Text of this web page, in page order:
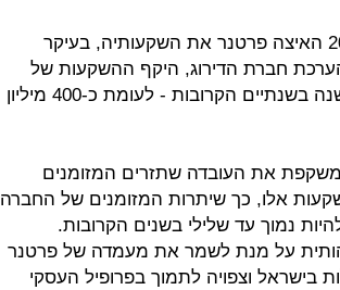
במעלות התייחסו לכך שהחל משנת 2018 האיצה פרטנר את השקעותיה, בעיקר
חברת הדירוג, היקף ההשקעות של
פרטנר יעמוד על 650-600 מיליון שקל לשנה בשנתיים הקרובות - לעומת כ-400 מיליון
משקפת את העובדה שתזרים המזומנים
אלו, כך שיתרות המזומנים של החברה
נמוך עד שלילי בשנים הקרובות.
על מנת לשמר את מעמדה של פרטנר
וצפויה לתמוך בפרופיל העסקי